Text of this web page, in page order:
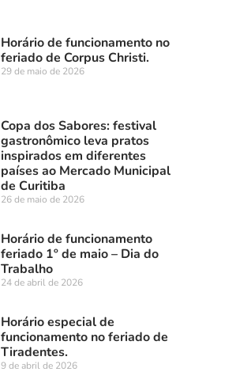
Horário de funcionamento no
feriado de Corpus Christi.
29 de maio de 2026
Copa dos Sabores: festival
gastronômico leva pratos
inspirados em diferentes
países ao Mercado Municipal
de Curitiba
26 de maio de 2026
Horário de funcionamento
feriado 1º de maio – Dia do
Trabalho
24 de abril de 2026
Horário especial de
funcionamento no feriado de
Tiradentes.
9 de abril de 2026